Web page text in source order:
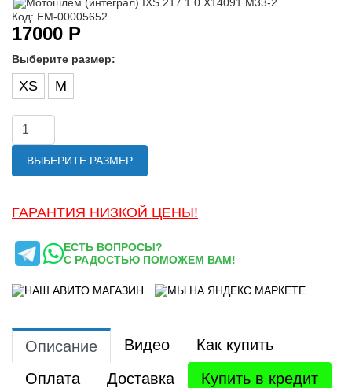
Код: ЕМ-00005652
17000 Р
Выберите размер:
XS M
ВЫБЕРИТЕ РАЗМЕР
ГАРАНТИЯ НИЗКОЙ ЦЕНЫ!
ЕСТЬ ВОПРОСЫ?
С РАДОСТЬЮ ПОМОЖЕМ ВАМ!
Описание Видео
Как купить
Оплата
Доставка Купить в кредит